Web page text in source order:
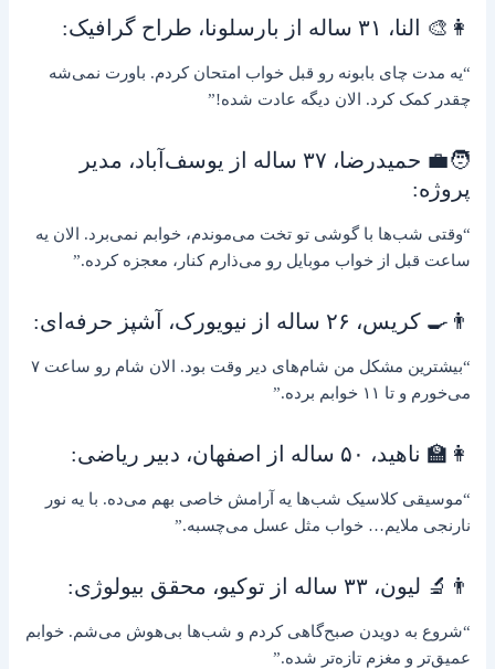
👩‍🎨 النا، ۳۱ ساله از بارسلونا، طراح گرافیک:
“یه مدت چای بابونه رو قبل خواب امتحان کردم. باورت نمی‌شه
چقدر کمک کرد. الان دیگه عادت شده!”
🧑‍💼 حمیدرضا، ۳۷ ساله از یوسف‌آباد، مدیر
پروژه:
“وقتی شب‌ها با گوشی تو تخت می‌موندم، خوابم نمی‌برد. الان یه
ساعت قبل از خواب موبایل رو می‌ذارم کنار، معجزه کرده.”
👨‍🍳 کریس، ۲۶ ساله از نیویورک، آشپز حرفه‌ای:
“بیشترین مشکل من شام‌های دیر وقت بود. الان شام رو ساعت ۷
می‌خورم و تا ۱۱ خوابم برده.”
👩‍🏫 ناهید، ۵۰ ساله از اصفهان، دبیر ریاضی:
“موسیقی کلاسیک شب‌ها یه آرامش خاصی بهم می‌ده. با یه نور
نارنجی ملایم… خواب مثل عسل می‌چسبه.”
👨‍🔬 لیون، ۳۳ ساله از توکیو، محقق بیولوژی:
“شروع به دویدن صبح‌گاهی کردم و شب‌ها بی‌هوش می‌شم. خوابم
عمیق‌تر و مغزم تازه‌تر شده.”